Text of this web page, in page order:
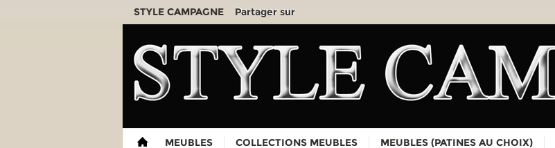
STYLE CAMPAGNE Partager sur
MEUBLES COLLECTIONS MEUBLES MEUBLES (PATINES AU CHOIX)